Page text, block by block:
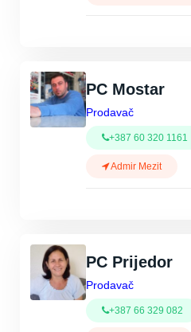
PC Mostar
Prodavač
+387 60 320 1161
Admir Mezit
PC Prijedor
Prodavač
+387 66 329 082